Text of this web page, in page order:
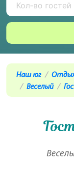
Наш юг
Отдых
Веселый